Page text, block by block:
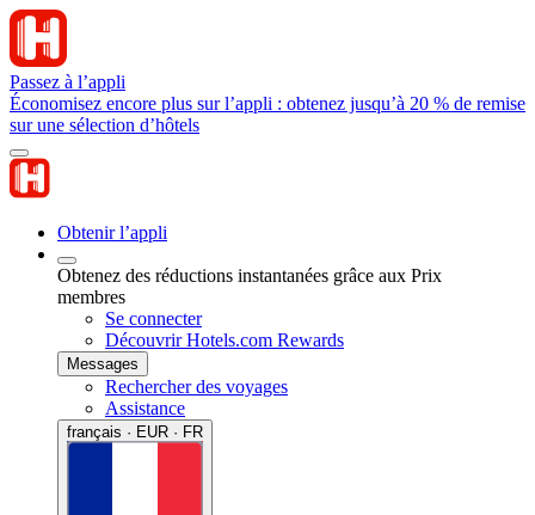
Passez à l’appli
Économisez encore plus sur l’appli : obtenez jusqu’à 20 % de remise
sur une sélection d’hôtels
Obtenir l’appli
Obtenez des réductions instantanées grâce aux Prix
membres
Se connecter
Découvrir Hotels.com Rewards
Messages
Rechercher des voyages
Assistance
français · EUR · FR